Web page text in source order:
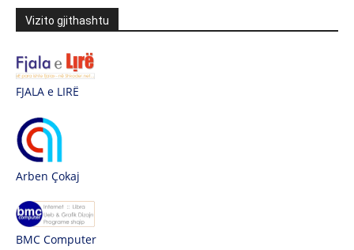
Vizito gjithashtu
FJALA e LIRË
Arben Çokaj
BMC Computer